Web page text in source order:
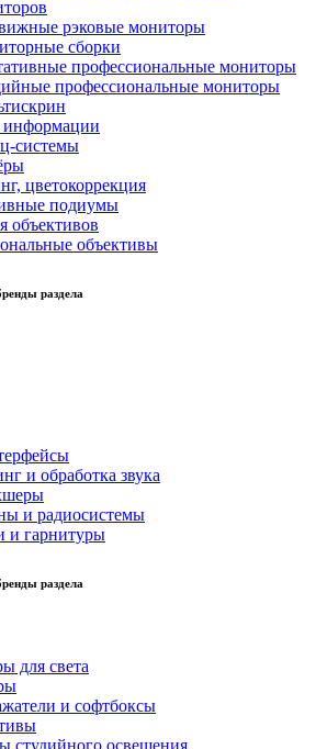
рэковые мониторы
сборки
профессиональные мониторы
профессиональные мониторы
информации
системы
цветокоррекция
подиумы
объективов
объективы
раздела
и обработка звука
и радиосистемы
и гарнитуры
раздела
для света
и софтбоксы
студийного освещения